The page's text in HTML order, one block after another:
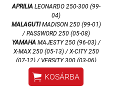
APRILIA LEONARDO 250-300 (99-
04)
MALAGUTIMADISON 250 (99-01)
/ PASSWORD 250 (05-08)
YAMAHA MAJESTY 250 (96-03) /
X-MAX 250 (05-13) / X-CITY 250
(07-12) / VERSITY 300 (03-06)
 KOSÁRBA